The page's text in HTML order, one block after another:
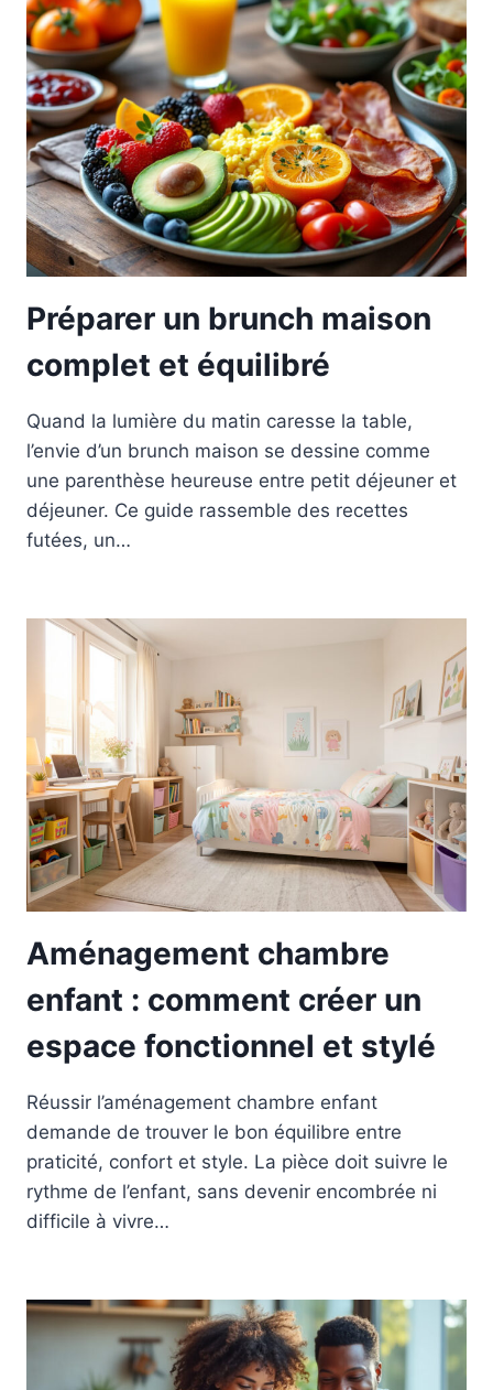
Préparer un brunch maison
complet et équilibré
Quand la lumière du matin caresse la table,
l’envie d’un brunch maison se dessine comme
une parenthèse heureuse entre petit déjeuner et
déjeuner. Ce guide rassemble des recettes
futées, un…
Aménagement chambre
enfant : comment créer un
espace fonctionnel et stylé
Réussir l’aménagement chambre enfant
demande de trouver le bon équilibre entre
praticité, confort et style. La pièce doit suivre le
rythme de l’enfant, sans devenir encombrée ni
difficile à vivre…